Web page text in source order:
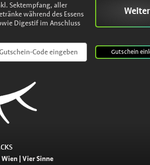
Sektempfang, aller
während des Essens
Digestif im Anschluss
Weiter
Gutschein
| Vier Sinne